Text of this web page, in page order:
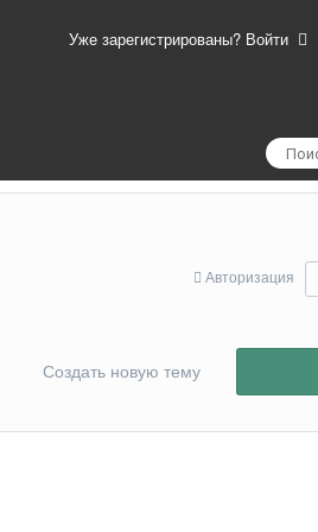
Уже зарегистрированы? Войти
Авторизация
Создать новую тему